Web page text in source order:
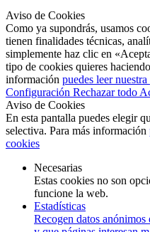
Aviso de Cookies
Como ya supondrás, usamos
tienen finalidades técnicas,
simplemente haz clic en
tipo de cookies quieres
información puedes leer
Configuración Rechazar todo
Aviso de Cookies
En esta pantalla puedes elegir
selectiva. Para más información
cookies
Necesarias
Estas cookies no son
funcione la web.
Estadísticas
Recogen datos